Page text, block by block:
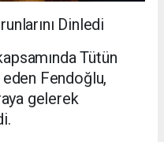
Dinledi
Tütün
eden Fendoğlu,
gelerek